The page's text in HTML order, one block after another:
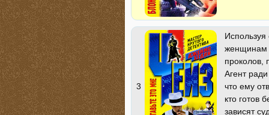
3
Используя
женщинам
проколов,
Агент
что ему
кто готов
зависят